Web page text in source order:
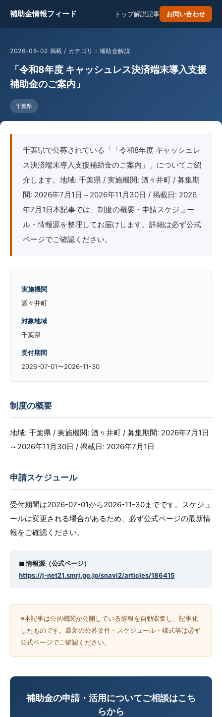
補助金情報フィード トップ解説記事 お問い合わせ
2026-08-02 掲載 / カテゴリ：補助金解説
「令和8年度 キャッシュレス決済端末導入支援
補助金のご案内」
千葉県
千葉県で公募されている「「令和8年度 キャッシュレ
ス決済端末導入支援補助金のご案内」」についてご紹
介します。地域: 千葉県 / 実施機関: 酒々井町 / 募集期
間: 2026年7月1日～2026年11月30日 / 掲載日: 2026
年7月1日本記事では、制度の概要・申請スケジュー
ル・情報源を整理してお届けします。詳細は必ず公式
ページでご確認ください。
実施機関
酒々井町
対象地域
千葉県
受付期間
2026-07-01〜2026-11-30
制度の概要
地域: 千葉県 / 実施機関: 酒々井町 / 募集期間: 2026年7月1日
～2026年11月30日 / 掲載日: 2026年7月1日
申請スケジュール
受付期間は2026-07-01から2026-11-30までです。スケジュ
ールは変更される場合があるため、必ず公式ページの最新情
報をご確認ください。
◼︎ 情報源（公式ページ）
https://j-net21.smrj.go.jp/snavi2/articles/186415
※本記事は公的機関が公開している情報を自動収集し、記事化
したものです。最新の公募要件・スケジュール・様式等は必ず
公式ページでご確認ください。
補助金の申請・活用についてご相談はこち
らから